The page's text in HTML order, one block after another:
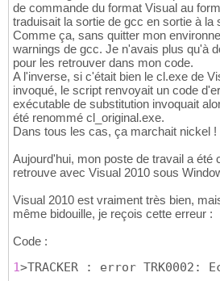
de commande du format Visual au
traduisait la sortie de gcc en sortie à la
Comme ça, sans quitter mon
warnings de gcc. Je n'avais plus qu'à
pour les retrouver dans mon code.
A l'inverse, si c'était bien le cl.exe de
invoqué, le script renvoyait un code
exécutable de substitution invoquait
été renommé cl_original.exe.
Dans tous les cas, ça marchait nickel !
Aujourd'hui, mon poste de travail a été
retrouve avec Visual 2010 sous
Visual 2010 est vraiment très bien,
même bidouille, je reçois cette erreur :
Code :
1>TRACKER : error TRK0002: